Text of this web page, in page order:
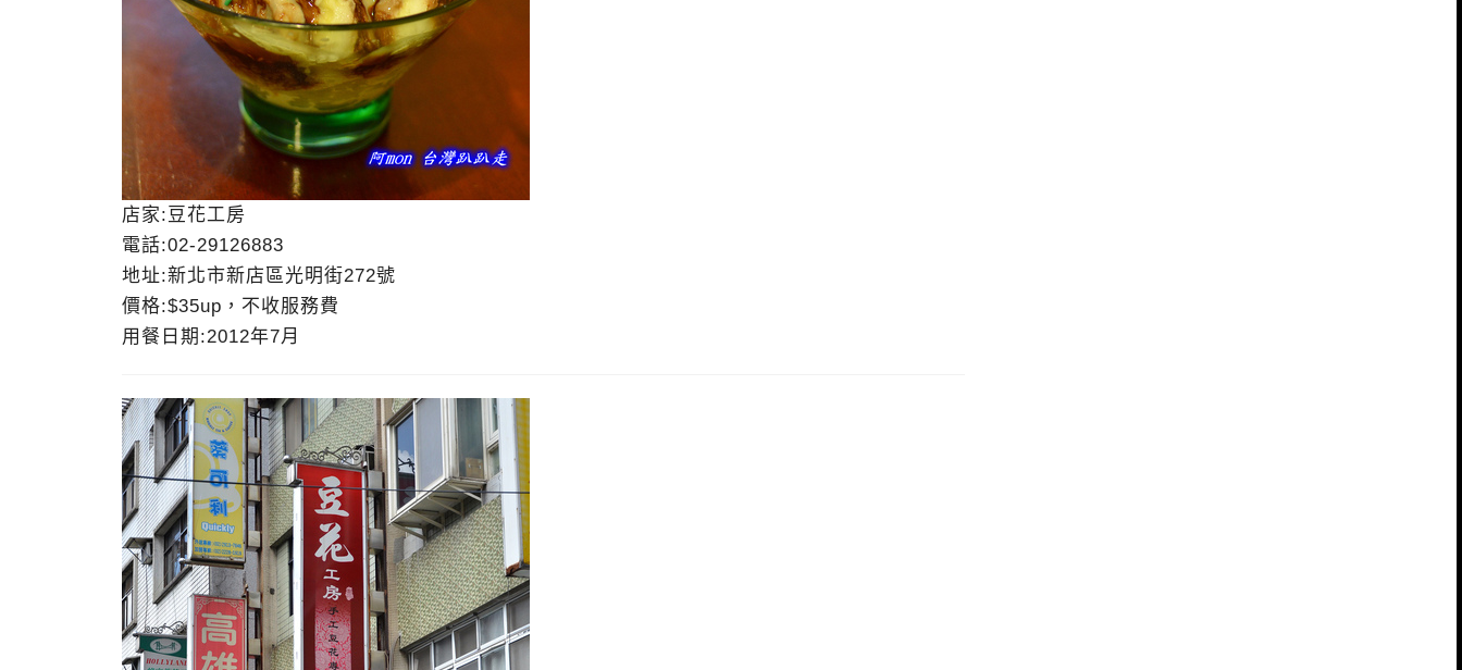
店家:豆花工房
電話:02-29126883
地址:新北市新店區光明街272號
價格:$35up，不收服務費
用餐日期:2012年7月